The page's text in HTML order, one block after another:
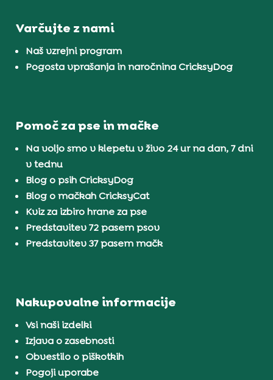
Varčujte z nami
Naš vzrejni program
Pogosta vprašanja in naročnina CricksyDog
Pomoč za pse in mačke
Na voljo smo v klepetu v živo 24 ur na dan, 7 dni
v tednu
Blog o psih CricksyDog
Blog o mačkah CricksyCat
Kviz za izbiro hrane za pse
Predstavitev 72 pasem psov
Predstavitev 37 pasem mačk
Nakupovalne informacije
Vsi naši izdelki
Izjava o zasebnosti
Obvestilo o piškotkih
Pogoji uporabe